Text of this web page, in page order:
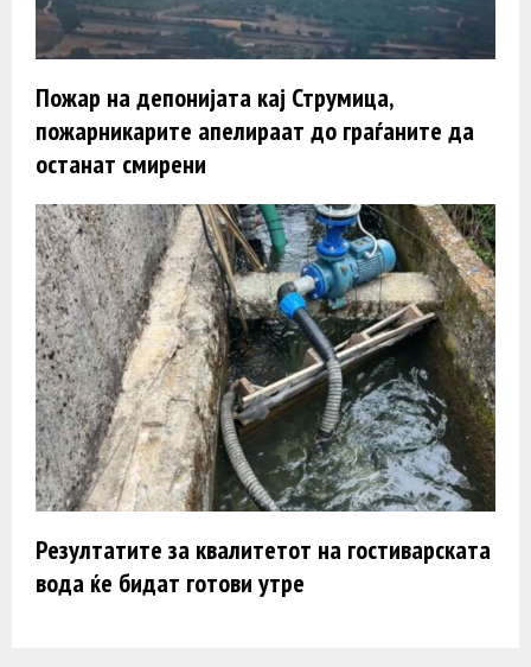
Пожар на депонијата кај Струмица,
пожарникарите апелираат до граѓаните да
останат смирени
Резултатите за квалитетот на гостиварската
вода ќе бидат готови утре